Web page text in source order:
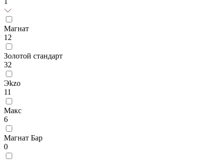
Магнат
12
Золотой стандарт
32
Эkzо
11
Макс
6
Магнат Бар
0